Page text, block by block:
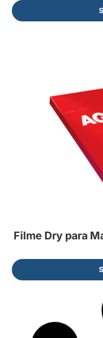
Filme Dry para